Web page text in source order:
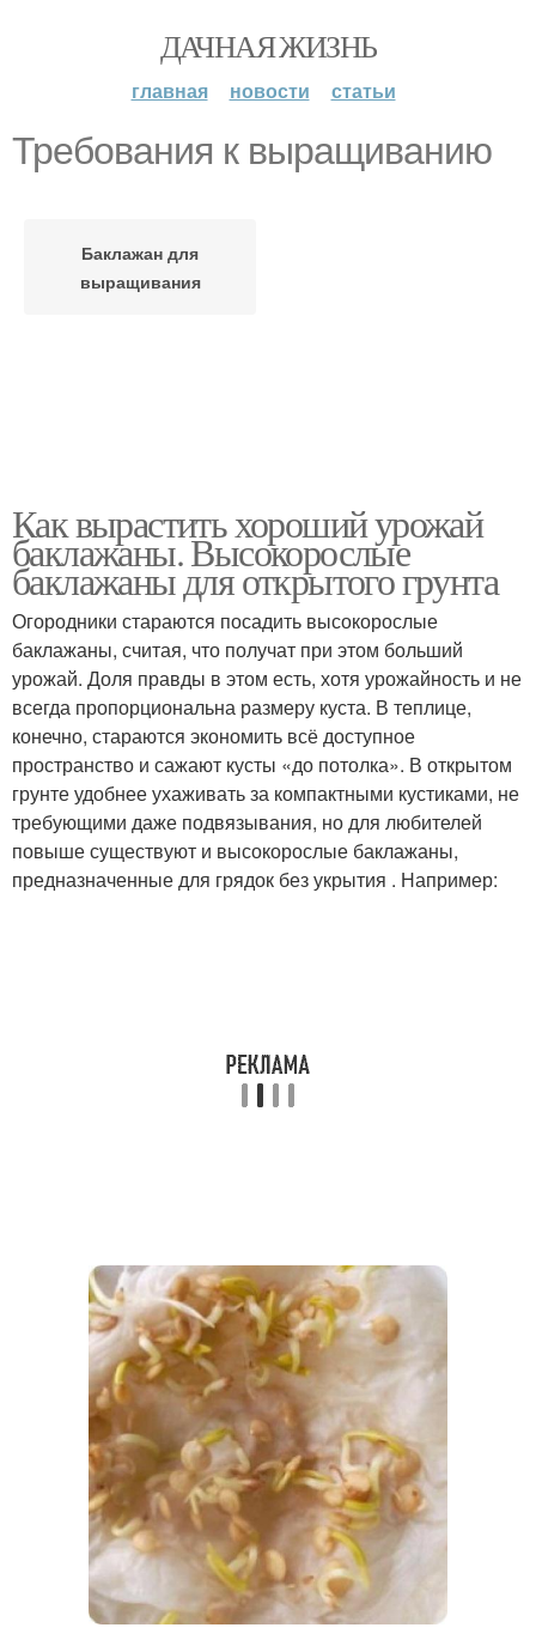
ДАЧНАЯ ЖИЗНЬ
главная новости статьи
Требования к выращиванию
Баклажан для
выращивания
Как вырастить хороший урожай
баклажаны. Высокорослые
баклажаны для открытого грунта
Огородники стараются посадить высокорослые
баклажаны, считая, что получат при этом больший
урожай. Доля правды в этом есть, хотя урожайность и не
всегда пропорциональна размеру куста. В теплице,
конечно, стараются экономить всё доступное
пространство и сажают кусты «до потолка». В открытом
грунте удобнее ухаживать за компактными кустиками, не
требующими даже подвязывания, но для любителей
повыше существуют и высокорослые баклажаны,
предназначенные для грядок без укрытия . Например: